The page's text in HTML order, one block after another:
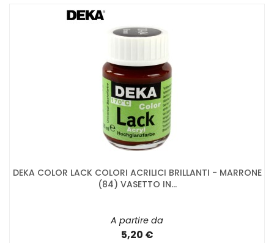
DEKA COLOR LACK COLORI ACRILICI BRILLANTI - MARRONE
(84) VASETTO IN...
A partire da
5,20 €